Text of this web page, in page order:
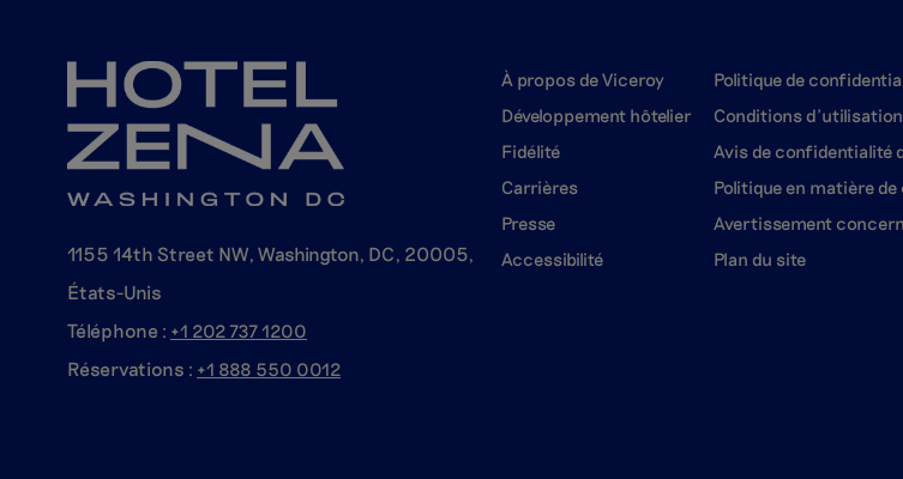
1155 14th Street NW, Washington, DC, 20005,
États-Unis
Téléphone : +1 202 7371200
Réservations : +1 888 550 0012
À propos de Viceroy
Développement hôtelier
Fidélité
Carrières
Presse
Accessibilité
Politique de
Conditions d'utilisation
Avis de confidentialité
Politique en matière
Avertissement
Plan du site